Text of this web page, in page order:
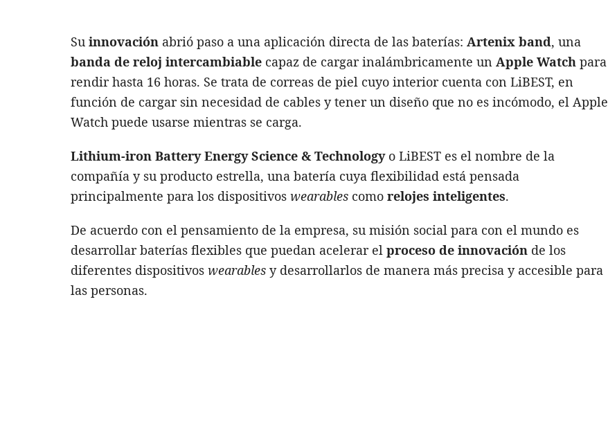
Su innovación abrió paso a una aplicación directa de las baterías: Artenix band, una
banda de reloj intercambiable capaz de cargar inalámbricamente un Apple Watch para
rendir hasta 16 horas. Se trata de correas de piel cuyo interior cuenta con LiBEST, en
función de cargar sin necesidad de cables y tener un diseño que no es incómodo, el Apple
Watch puede usarse mientras se carga.
Lithium-iron Battery Energy Science & Technologyo LiBEST es el nombre de la
compañía y su producto estrella, una batería cuya flexibilidad está pensada
principalmente para los dispositivos wearables como relojes inteligentes.
De acuerdo con el pensamiento de la empresa, su misión social para con el mundo es
desarrollar baterías flexibles que puedan acelerar el proceso de innovación de los
diferentes dispositivos wearables y desarrollarlos de manera más precisa y accesible para
las personas.